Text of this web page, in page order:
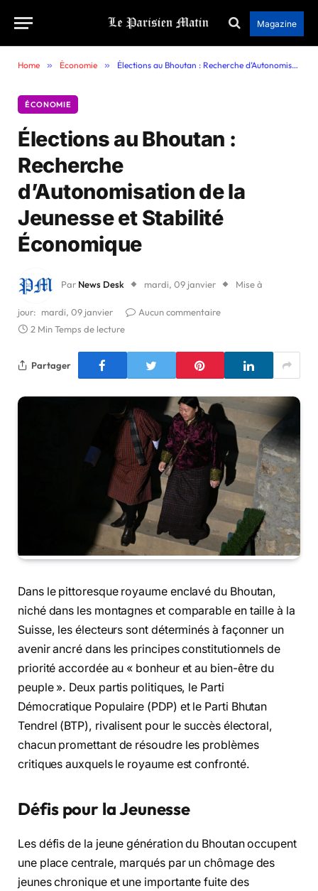
Magazine
Home » Économie » Élections au Bhoutan : Recherche d’Autonomisation de la Jeunesse et Stabilité Économique
ÉCONOMIE
Élections au Bhoutan :
Recherche
d’Autonomisation de la
Jeunesse et Stabilité
Économique
Par News Desk mardi, 09 janvier Mise à
jour: mardi, 09 janvier
Aucun commentaire
2 Min Temps de lecture
Partager
Dans le pittoresque royaume enclavé du Bhoutan,
niché dans les montagnes et comparable en taille à la
Suisse, les électeurs sont déterminés à façonner un
avenir ancré dans les principes constitutionnels de
priorité accordée au « bonheur et au bien-être du
peuple ». Deux partis politiques, le Parti
Démocratique Populaire (PDP) et le Parti Bhutan
Tendrel (BTP), rivalisent pour le succès électoral,
chacun promettant de résoudre les problèmes
critiques auxquels le royaume est confronté.
Défis pour la Jeunesse
Les défis de la jeune génération du Bhoutan occupent
une place centrale, marqués par un chômage des
jeunes chronique et une importante fuite des